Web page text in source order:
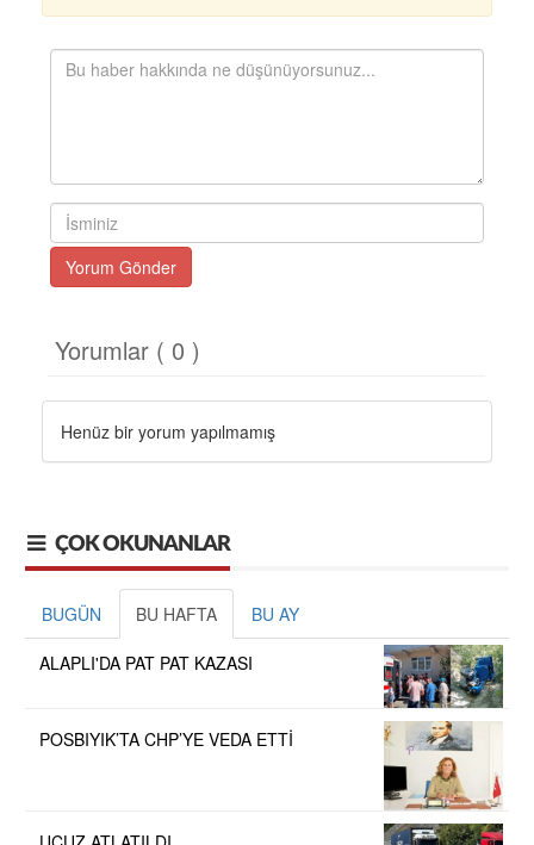
Yorum Gönder
Yorumlar ( 0 )
Henüz bir yorum yapılmamış
ÇOK OKUNANLAR
BUGÜN BU HAFTA BU AY
ALAPLI'DA PAT PAT KAZASI
POSBIYIK’TA CHP’YE VEDA ETTİ